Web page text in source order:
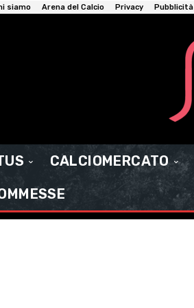
siamo Arena del Calcio Privacy Pubblicità
CALCIOMERCATO